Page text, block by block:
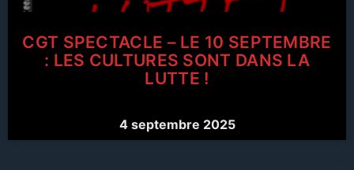
CGT SPECTACLE – LE 10 SEPTEMBRE
: LES CULTURES SONT DANS LA
LUTTE !
4 septembre 2025